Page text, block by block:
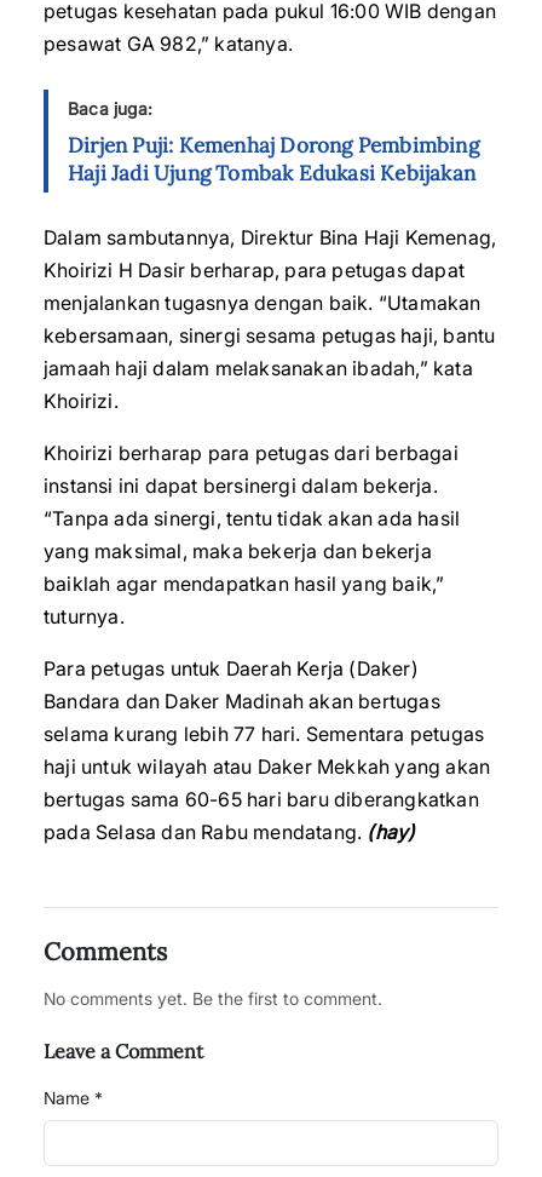
petugas kesehatan pada pukul 16:00 WIB dengan
pesawat GA 982,” katanya.
Baca juga:
Dirjen Puji: Kemenhaj Dorong Pembimbing
Haji Jadi Ujung Tombak Edukasi Kebijakan
Dalam sambutannya, Direktur Bina Haji Kemenag,
Khoirizi H Dasir berharap, para petugas dapat
menjalankan tugasnya dengan baik. “Utamakan
kebersamaan, sinergi sesama petugas haji, bantu
jamaah haji dalam melaksanakan ibadah,” kata
Khoirizi.
Khoirizi berharap para petugas dari berbagai
instansi ini dapat bersinergi dalam bekerja.
“Tanpa ada sinergi, tentu tidak akan ada hasil
yang maksimal, maka bekerja dan bekerja
baiklah agar mendapatkan hasil yang baik,”
tuturnya.
Para petugas untuk Daerah Kerja (Daker)
Bandara dan Daker Madinah akan bertugas
selama kurang lebih 77 hari. Sementara petugas
haji untuk wilayah atau Daker Mekkah yang akan
bertugas sama 60-65 hari baru diberangkatkan
pada Selasa dan Rabu mendatang. (hay)
Comments
No comments yet. Be the first to comment.
Leave a Comment
Name *